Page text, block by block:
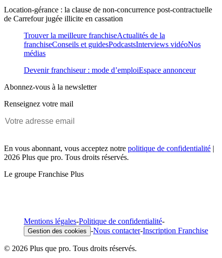
Location-gérance : la clause de non-concurrence post-contractuelle
de Carrefour jugée illicite en cassation
Trouver la meilleure franchiseActualités de la
franchiseConseils et guidesPodcastsInterviews vidéoNos
médias
Devenir franchiseur : mode d’emploiEspace annonceur
Abonnez-vous à la newsletter
Renseignez votre mail
En vous abonnant, vous acceptez notre politique de confidentialité |
2026 Plus que pro. Tous droits réservés.
Le groupe Franchise Plus
Mentions légales-Politique de confidentialité-
Gestion des cookies -Nous contacter-Inscription Franchise
© 2026 Plus que pro. Tous droits réservés.